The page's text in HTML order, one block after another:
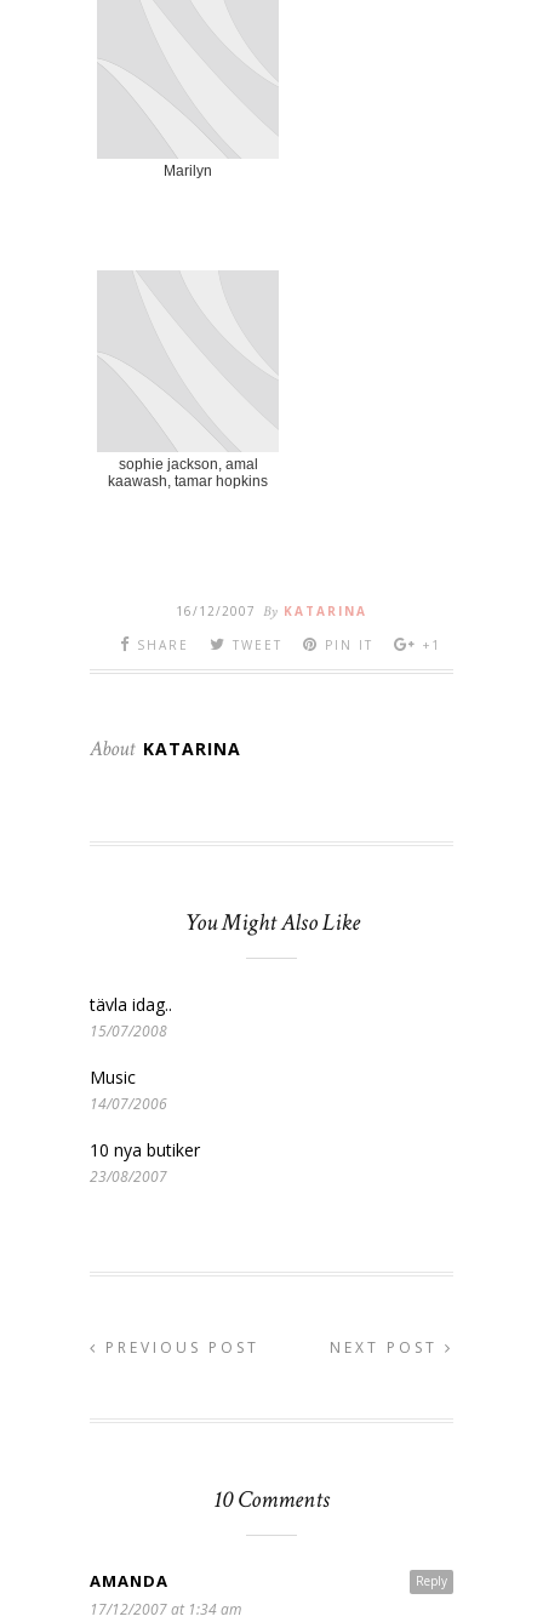
Marilyn
sophie jackson, amal
kaawash, tamar hopkins
16/12/2007 By KATARINA
SHARE
TWEET PIN IT +1
About KATARINA
You Might Also Like
tävla idag..
15/07/2008
Music
14/07/2006
10 nya butiker
23/08/2007
PREVIOUS POST NEXT POST
10 Comments
Reply
AMANDA
17/12/2007 at 1:34 am